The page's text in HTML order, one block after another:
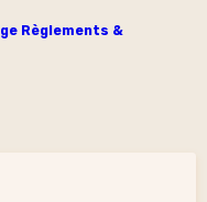
Règlements &